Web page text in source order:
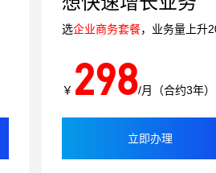
选企业商务套餐，业务量上升
￥ 298/月（合约3年）
立即办理